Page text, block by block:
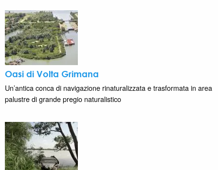
Oasi di Volta Grimana
Un’antica conca di navigazione rinaturalizzata e trasformata in area
palustre di grande pregio naturalistico